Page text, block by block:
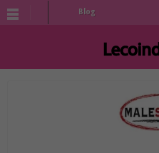
Blog